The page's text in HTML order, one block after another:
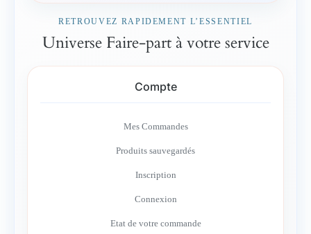
RETROUVEZ RAPIDEMENT L’ESSENTIEL
Universe Faire-part à votre service
Compte
Mes Commandes
Produits sauvegardés
Inscription
Connexion
Etat de votre commande